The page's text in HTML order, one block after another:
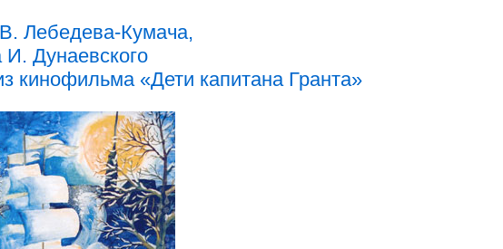
Лебедева-Кумача,
И. Дунаевского
кинофильма «Дети капитана Гранта»